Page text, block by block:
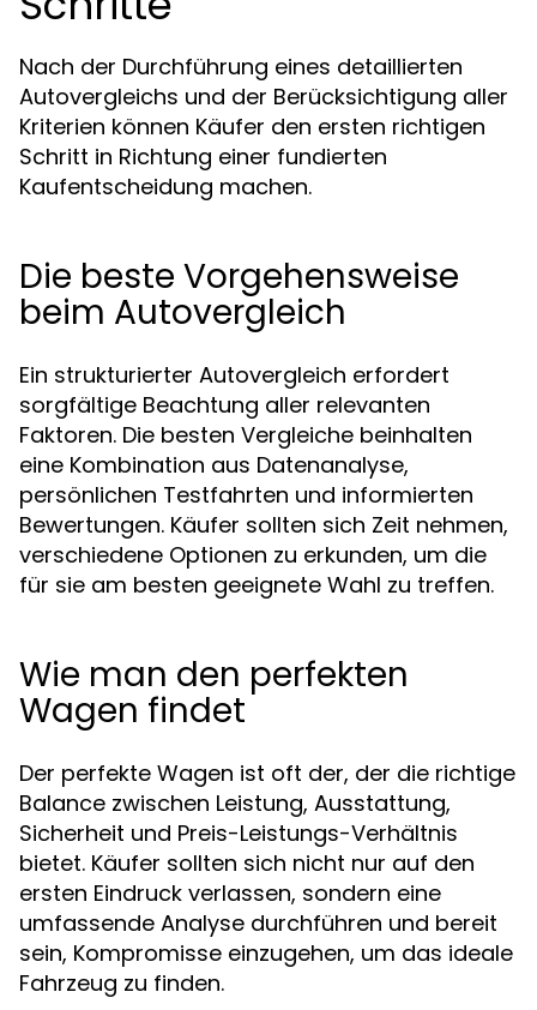
Nach der Durchführung eines detaillierten
Autovergleichs und der Berücksichtigung aller
Kriterien können Käufer den ersten richtigen
Schritt in Richtung einer fundierten
Kaufentscheidung machen.
Die beste Vorgehensweise
beim Autovergleich
Ein strukturierter Autovergleich erfordert
sorgfältige Beachtung aller relevanten
Faktoren. Die besten Vergleiche beinhalten
eine Kombination aus Datenanalyse,
persönlichen Testfahrten und informierten
Bewertungen. Käufer sollten sich Zeit nehmen,
verschiedene Optionen zu erkunden, um die
für sie am besten geeignete Wahl zu treffen.
Wie man den perfekten
Wagen findet
Der perfekte Wagen ist oft der, der die richtige
Balance zwischen Leistung, Ausstattung,
Sicherheit und Preis-Leistungs-Verhältnis
bietet. Käufer sollten sich nicht nur auf den
ersten Eindruck verlassen, sondern eine
umfassende Analyse durchführen und bereit
sein, Kompromisse einzugehen, um das ideale
Fahrzeug zu finden.